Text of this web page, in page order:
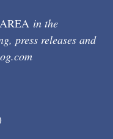
in the
press releases and